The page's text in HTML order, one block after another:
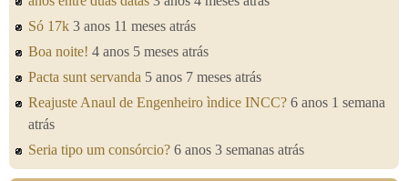
Só 17k 3 anos 11 meses atrás
Boa noite! 4 anos 5 meses atrás
Pacta sunt servanda 5 anos 7 meses atrás
Reajuste Anaul de Engenheiro ìndice INCC? 6 anos 1 semana
atrás
Seria tipo um consórcio? 6 anos 3 semanas atrás